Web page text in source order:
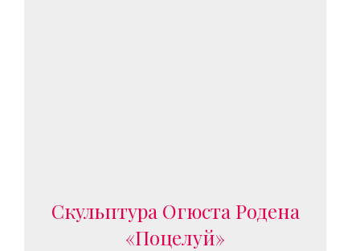
Скульптура Огюста Родена
«Поцелуй»